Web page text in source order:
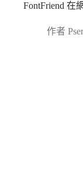
FontFriend 在
作者